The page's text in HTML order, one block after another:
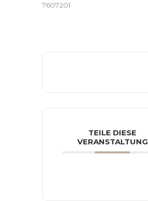
7607201
TEILE DIESE
VERANSTALTUNG